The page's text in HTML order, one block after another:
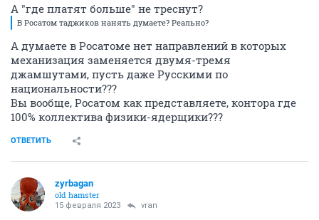
А "где платят больше" не треснут?
В Росатом таджиков нанять думаете? Реально?
А думаете в Росатоме нет направлений в которых
механизация заменяется двумя-тремя
джамшутами, пусть даже Русскими по
национальности???
Вы вообще, Росатом как представляете, контора где
100% коллектива физики-ядерщики???
ОТВЕТИТЬ
zyrbagan
old hamster
15 февраля 2023 vran